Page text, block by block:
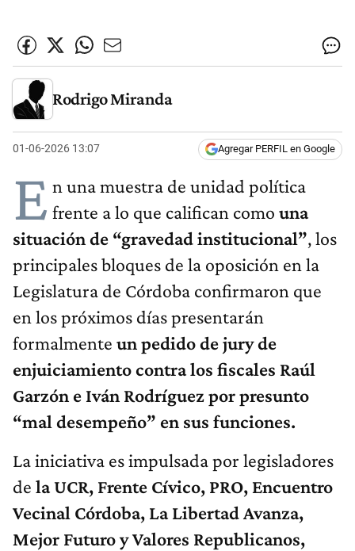
Rodrigo Miranda
01-06-2026 13:07 Agregar PERFIL en Google
E n una muestra de unidad política
frente a lo que califican como una
situación de “gravedad institucional”, los
principales bloques de la oposición en la
Legislatura de Córdoba confirmaron que
en los próximos días presentarán
formalmente un pedido de jury de
enjuiciamiento contra los fiscales Raúl
Garzón e Iván Rodríguez por presunto
“mal desempeño” en sus funciones.
La iniciativa es impulsada por legisladores
de la UCR, Frente Cívico, PRO, Encuentro
Vecinal Córdoba, La Libertad Avanza,
Mejor Futuro y Valores Republicanos,